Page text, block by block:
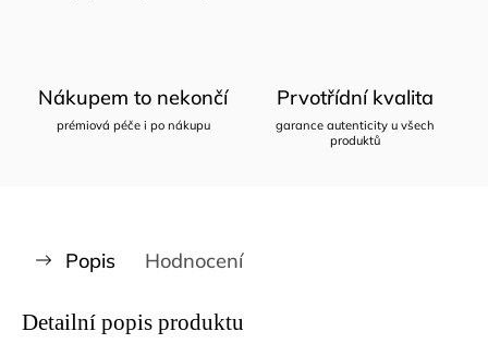
Nákupem to nekončí
prémiová péče i po nákupu
Prvotřídní kvalita
garance autenticity u všech
produktů
Popis Hodnocení
Detailní popis produktu